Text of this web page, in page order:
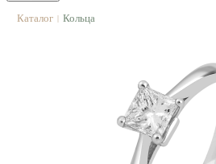
Каталог | Кольца